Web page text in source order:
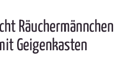
Räuchermännchen
Geigenkasten